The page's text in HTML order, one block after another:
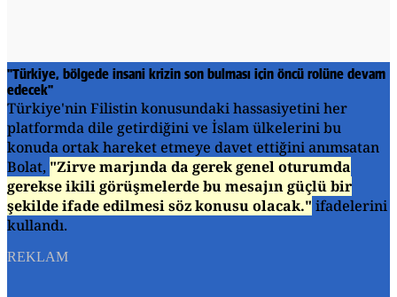
"Türkiye, bölgede insani krizin son bulması için öncü rolüne devam
edecek"
Türkiye'nin Filistin konusundaki hassasiyetini her
platformda dile getirdiğini ve İslam ülkelerini bu
konuda ortak hareket etmeye davet ettiğini anımsatan
Bolat, "Zirve marjında da gerek genel oturumda
gerekse ikili görüşmelerde bu mesajın güçlü bir
şekilde ifade edilmesi söz konusu olacak." ifadelerini
kullandı.
REKLAM